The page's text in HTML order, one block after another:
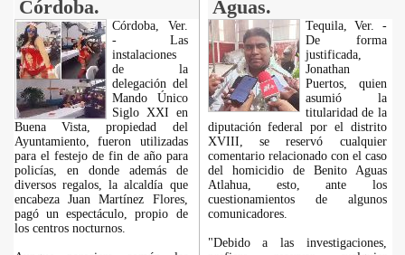
Córdoba.
Aguas.
Córdoba, Ver.
- Las
instalaciones
de la
delegación del
Mando Único
Siglo XXI en
Buena Vista, propiedad del
Ayuntamiento, fueron utilizadas
para el festejo de fin de año para
policías, en donde además de
diversos regalos, la alcaldía que
encabeza Juan Martínez Flores,
pagó un espectáculo, propio de
los centros nocturnos.
Tequila, Ver. -
De forma
justificada,
Jonathan
Puertos, quien
asumió la
titularidad de la
diputación federal por el distrito
XVIII, se reservó cualquier
comentario relacionado con el caso
del homicidio de Benito Aguas
Atlahua, esto, ante los
cuestionamientos de algunos
comunicadores.
"Debido a las investigaciones,